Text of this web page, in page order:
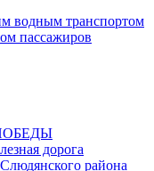
водным транспортом
пассажиров
дорога
района